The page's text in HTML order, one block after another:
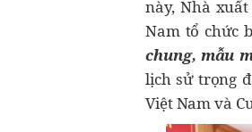
này, Nhà
Nam tổ chức
chung, mẫu
lịch sử trọng
Việt Nam và